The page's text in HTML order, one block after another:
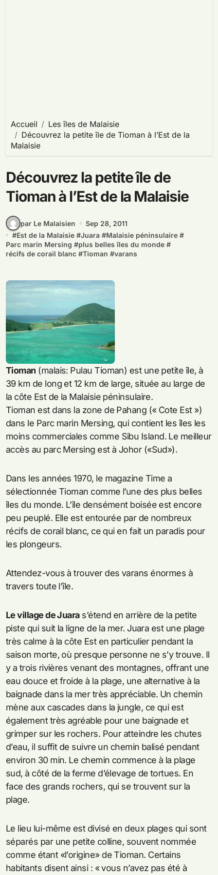
Accueil
Les îles de Malaisie
Découvrez la petite île de Tioman à l’Est de la
Malaisie
Découvrez la petite île de
Tioman à l’Est de la Malaisie
par Le Malaisien
Sep 28, 2011
#Est de la Malaisie #Juara #Malaisie péninsulaire #
Parc marin Mersing #plus belles îles du monde #
récifs de corail blanc #Tioman #varans
Tioman (malais: Pulau Tioman) est une petite île, à
39 km de long et 12 km de large, située au large de
la côte Est de la Malaisie péninsulaire.
Tioman est dans la zone de Pahang (« Cote Est »)
dans le Parc marin Mersing, qui contient les îles les
moins commerciales comme Sibu Island. Le meilleur
accès au parc Mersing est à Johor («Sud»).
Dans les années 1970, le magazine Time a
sélectionnée Tioman comme l’une des plus belles
îles du monde. L’île densément boisée est encore
peu peuplé. Elle est entourée par de nombreux
récifs de corail blanc, ce qui en fait un paradis pour
les plongeurs.
Attendez-vous à trouver des varans énormes à
travers toute l’île.
Le village de Juaras’étend en arrière de la petite
piste qui suit la ligne de la mer. Juara est une plage
très calme à la côte Est en particulier pendant la
saison morte, où presque personne ne s’y trouve. Il
y a trois rivières venant des montagnes, offrant une
eau douce et froide à la plage, une alternative à la
baignade dans la mer très appréciable. Un chemin
mène aux cascades dans la jungle, ce qui est
également très agréable pour une baignade et
grimper sur les rochers. Pour atteindre les chutes
d’eau, il suffit de suivre un chemin balisé pendant
environ 30 min. Le chemin commence à la plage
sud, à côté de la ferme d’élevage de tortues. En
face des grands rochers, qui se trouvent sur ​​la
plage.
Le lieu lui-même est divisé en deux plages qui sont
séparés par une petite colline, souvent nommée
comme étant «l’origine» de Tioman. Certains
habitants disent ainsi : « vous n’avez pas été à